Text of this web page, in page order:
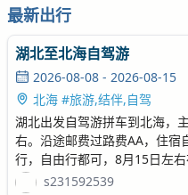
最新出行
湖北至北海自驾游
2026-08-08 - 2026-08-15
北海 #旅游,结伴,自驾
湖北出发自驾游拼车到北海，
右。沿途邮费过路费AA，住宿
行，自由行都可，8月15日左右
s231592539